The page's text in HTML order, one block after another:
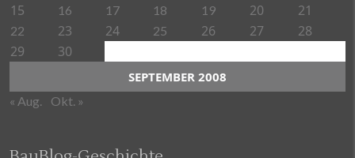
SEPTEMBER 2008
15
16 17 18 19 20 21
22 23 24 25 26 27
28
29
30
« Aug. Okt. »